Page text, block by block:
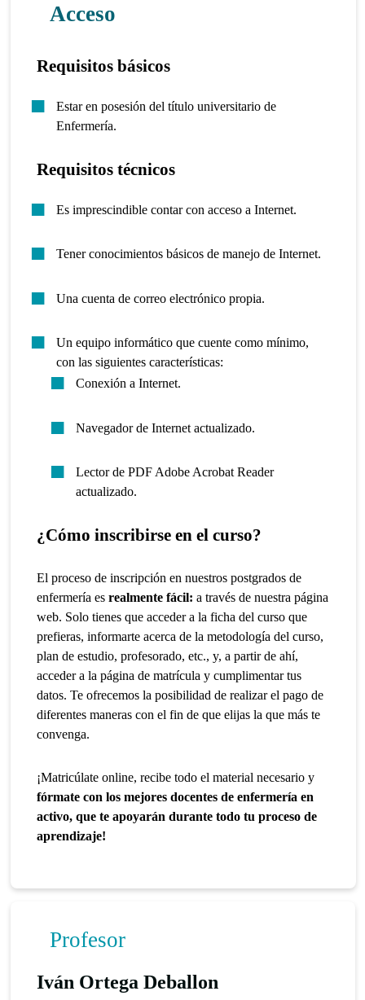
Acceso
Requisitos básicos
Estar en posesión del título universitario de
Enfermería.
Requisitos técnicos
Es imprescindible contar con acceso a Internet.
Tener conocimientos básicos de manejo de Internet.
Una cuenta de correo electrónico propia.
Un equipo informático que cuente como mínimo,
con las siguientes características:
Conexión a Internet.
Navegador de Internet actualizado.
Lector de PDF Adobe Acrobat Reader
actualizado.
¿Cómo inscribirse en el curso?
El proceso de inscripción en nuestros postgrados de
enfermería esrealmente fácil:a través de nuestra página
web. Solo tienes que acceder a la ficha del curso que
prefieras, informarte acerca de la metodología del curso,
plan de estudio, profesorado, etc., y, a partir de ahí,
acceder a la página de matrícula y cumplimentar tus
datos. Te ofrecemos la posibilidad de realizar el pago de
diferentes maneras con el fin de que elijas la que más te
convenga.
¡Matricúlate online, recibe todo el material necesario y
fórmate con los mejores docentes de enfermería en
activo, que te apoyarán durante todo tu proceso de
aprendizaje!
Profesor
Iván Ortega Deballon